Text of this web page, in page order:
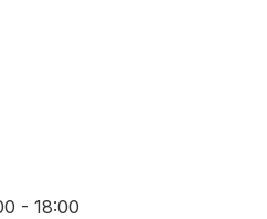
- 18:00